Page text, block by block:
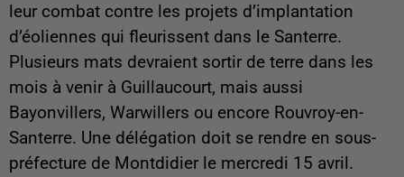
leur combat contre les projets d’implantation
d’éoliennes qui fleurissent dans le Santerre.
Plusieurs mats devraient sortir de terre dans les
mois à venir à Guillaucourt, mais aussi
Bayonvillers, Warwillers ou encore Rouvroy-en-
Santerre. Une délégation doit se rendre en sous-
préfecture de Montdidier le mercredi 15 avril.